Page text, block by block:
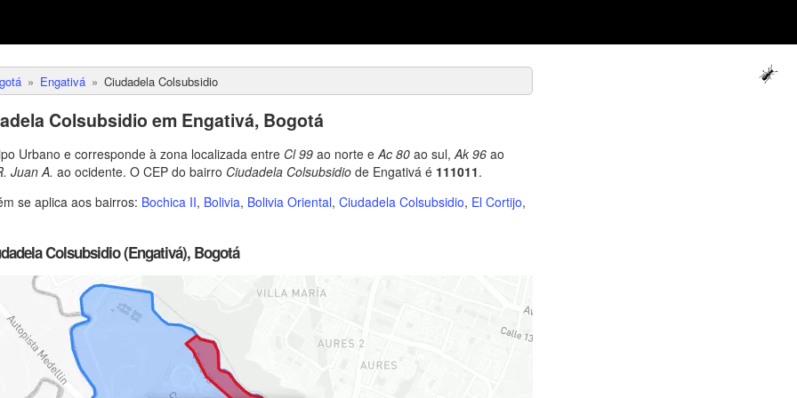
Engativá Ciudadela Colsubsidio
Colsubsidio em Engativá, Bogotá
Urbano e corresponde à zona localizada entre Cl 99 ao norte eAc 80 ao sul,Ak 96 ao
Juan A. ao ocidente. O CEP do bairro Ciudadela Colsubsidio de Engativá é 111011.
se aplica aos bairros: Bochica II, Bolivia, Bolivia Oriental, Ciudadela Colsubsidio, El Cortijo,
Colsubsidio (Engativá), Bogotá